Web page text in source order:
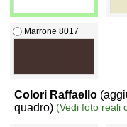
Marrone 8017
Colori Raffaello
quadro) (Vedi foto reali